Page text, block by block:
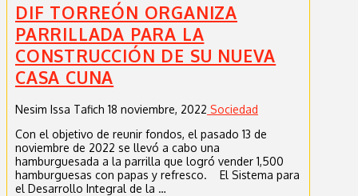
DIF TORREÓN ORGANIZA
PARRILLADA PARA LA
CONSTRUCCIÓN DE SU NUEVA
CASA CUNA
Nesim Issa Tafich 18 noviembre, 2022 Sociedad
Con el objetivo de reunir fondos, el pasado 13 de
noviembre de 2022 se llevó a cabo una
hamburguesada a la parrilla que logró vender 1,500
hamburguesas con papas y refresco. El Sistema para
el Desarrollo Integral de la …